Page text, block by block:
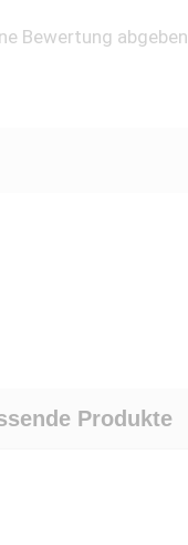
Bewertung abgeben.
Produkte